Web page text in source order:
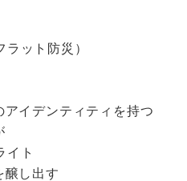
ット防災）
イデンティティを持つ
イト
醸し出す